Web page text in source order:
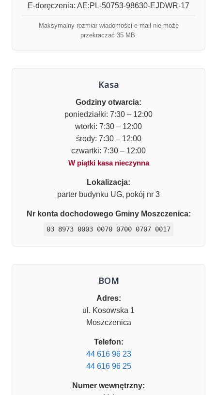
E-doręczenia: AE:PL-50753-98630-EJDWR-17
Maksymalny rozmiar wiadomości e-mail nie może
przekraczać 35 MB.
Kasa
Godziny otwarcia:
poniedziałki: 7:30 – 12:00
wtorki: 7:30 – 12:00
środy: 7:30 – 12:00
czwartki: 7:30 – 12:00
W piątki kasa nieczynna
Lokalizacja:
parter budynku UG, pokój nr 3
Nr konta dochodowego Gminy Moszczenica:
03 8973 0003 0070 0700 0707 0017
BOM
Adres:
ul. Kosowska 1
Moszczenica
Telefon:
44 616 96 23
44 616 96 25
Numer wewnętrzny: